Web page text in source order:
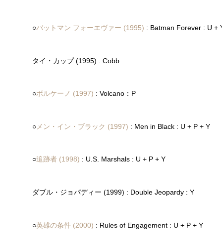
○バットマン フォーエヴァー (1995) : Batman Forever : U +
タイ・カップ (1995) : Cobb
○ボルケーノ (1997) : Volcano：P
○ メン・イン・ブラック (1997) : Men in Black : U + P + Y
○追跡者 (1998) : U.S. Marshals : U + P + Y
ダブル・ジョパディー (1999) : Double Jeopardy : Y
○英雄の条件 (2000) : Rules of Engagement : U + P + Y